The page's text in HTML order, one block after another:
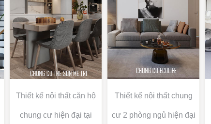
Thiết kế nội thất căn hộ
chung cư hiện đại tại
Thiết kế nội thất chung
cư 2 phòng ngủ hiện đại